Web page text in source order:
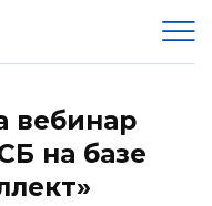
вебинар
на базе